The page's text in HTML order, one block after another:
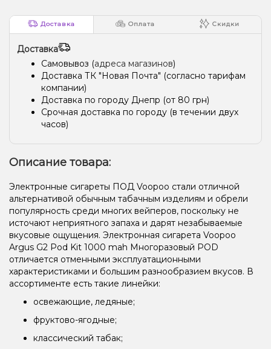
Доставка Оплата Скидки
Доставка
Самовывоз (адреса магазинов)
Доставка ТК "Новая Почта" (согласно тарифам
компании)
Доставка по городу Днепр (от 80 грн)
Срочная доставка по городу (в течении двух
часов)
Описание товара:
Электронные сигареты ПОД Voopoo стали отличной
альтернативой обычным табачным изделиям и обрели
популярность среди многих вейперов, поскольку не
источают неприятного запаха и дарят незабываемые
вкусовые ощущения. Электронная сигарета Voopoo
Argus G2 Pod Kit 1000 mah Многоразовый POD
отличается отменными эксплуатационными
характеристиками и большим разнообразием вкусов. В
ассортименте есть такие линейки:
освежающие, ледяные;
фруктово-ягодные;
классический табак;